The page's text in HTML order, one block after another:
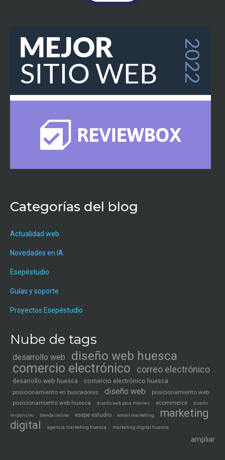
Categorías del blog
Actualidad web
Novedades en IA
Esepéstudio
Guías y soporte
Proyectos Esepéstudio
Nube de tags
desarrollo web
diseño web huesca
comercio electrónico
correo electrónico
desarrollo web huesca comercio electrónico huesca
posicionamiento en buscadores diseño web
posicionamiento web
posicionamiento web huesca
diseño web para móviles ecommerce diseño
responsivo tienda online esepe estudio email marketing
marketing
digital
agencia marketing huesca marketing digital huesca
ampliar